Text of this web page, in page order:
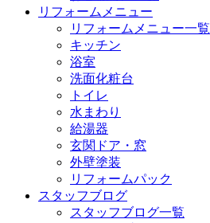
リフォームメニュー
リフォームメニュー一覧
キッチン
浴室
洗面化粧台
トイレ
水まわり
給湯器
玄関ドア・窓
外壁塗装
リフォームパック
スタッフブログ
スタッフブログ一覧